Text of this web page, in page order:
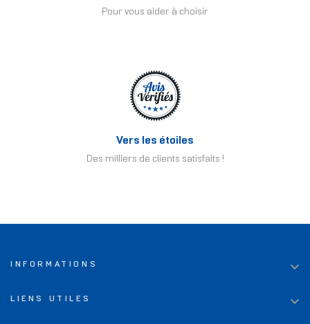
Pour vous aider à choisir
Vers les étoiles
Des milliers de clients satisfaits !
INFORMATIONS 
LIENS UTILES 